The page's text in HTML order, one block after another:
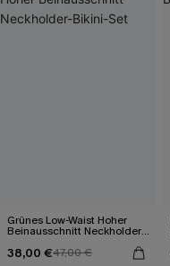
Grünes Low-Waist Hoher
Beinausschnitt Neckholder-
38,00 €47,00 €